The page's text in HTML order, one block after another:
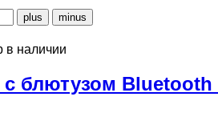
в наличии
блютузом Bluetooth